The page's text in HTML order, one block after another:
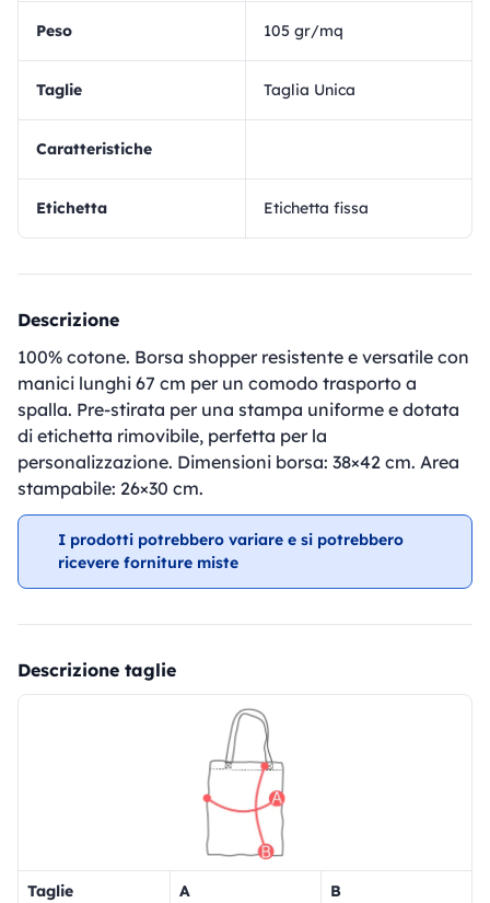
Peso 105 gr/mq
Taglie Taglia Unica
Caratteristiche
Etichetta Etichetta fissa
Descrizione
100% cotone. Borsa shopper resistente e versatile con
manici lunghi 67 cm per un comodo trasporto a
spalla. Pre-stirata per una stampa uniforme e dotata
di etichetta rimovibile, perfetta per la
personalizzazione. Dimensioni borsa: 38×42 cm. Area
stampabile: 26×30 cm.
I prodotti potrebbero variare e si potrebbero
ricevere forniture miste
Descrizione taglie
Taglie A B